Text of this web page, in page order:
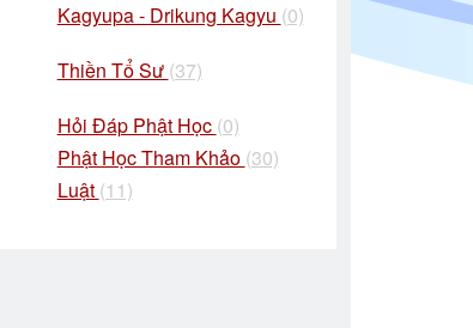
Kagyupa - Drikung Kagyu (0)
Thiền Tổ Sư (37)
Hỏi Đáp Phật Học (0)
Phật Học Tham Khảo (30)
Luật (11)